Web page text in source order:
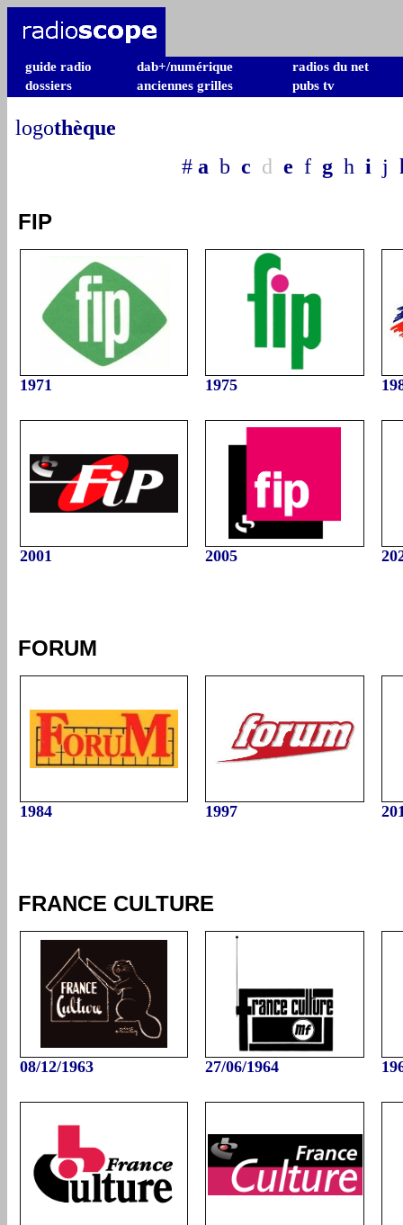
guide radio dab+/numérique
radios du net
dossiers
anciennes grilles pubs tv
logothèque
# a b c d e f g h i j
FIP
1971 1975
2001 2005
FORUM
1984 1997
FRANCE CULTURE
08/12/1963 27/06/1964